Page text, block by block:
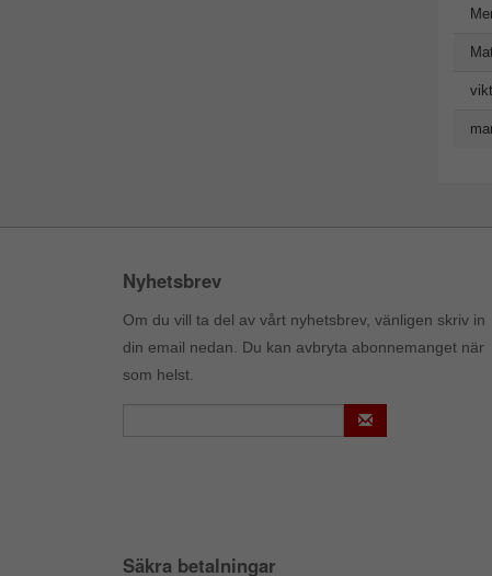
Nyhetsbrev
Om du vill ta del av vårt nyhetsbrev, vänligen skriv in
din email nedan. Du kan avbryta abonnemanget när
som helst.
Säkra betalningar